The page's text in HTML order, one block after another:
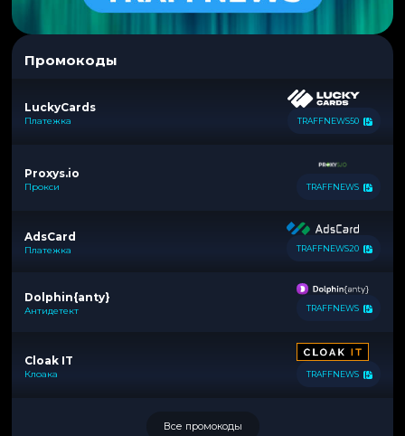
Промокоды
LuckyCards
Платежка TRAFFNEWS50
Proxys.io
Прокси TRAFFNEWS
AdsCard
Платежка TRAFFNEWS20
Dolphin{anty}
Антидетект TRAFFNEWS
Cloak IT
Клоака TRAFFNEWS
Все промокоды